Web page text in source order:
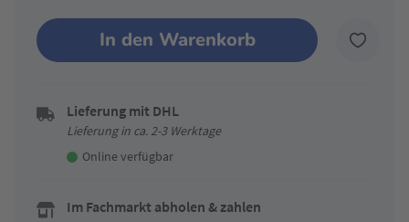
In den Warenkorb
Lieferung mit DHL
Lieferung in ca. 2-3 Werktage
Online verfügbar
Im Fachmarkt abholen & zahlen